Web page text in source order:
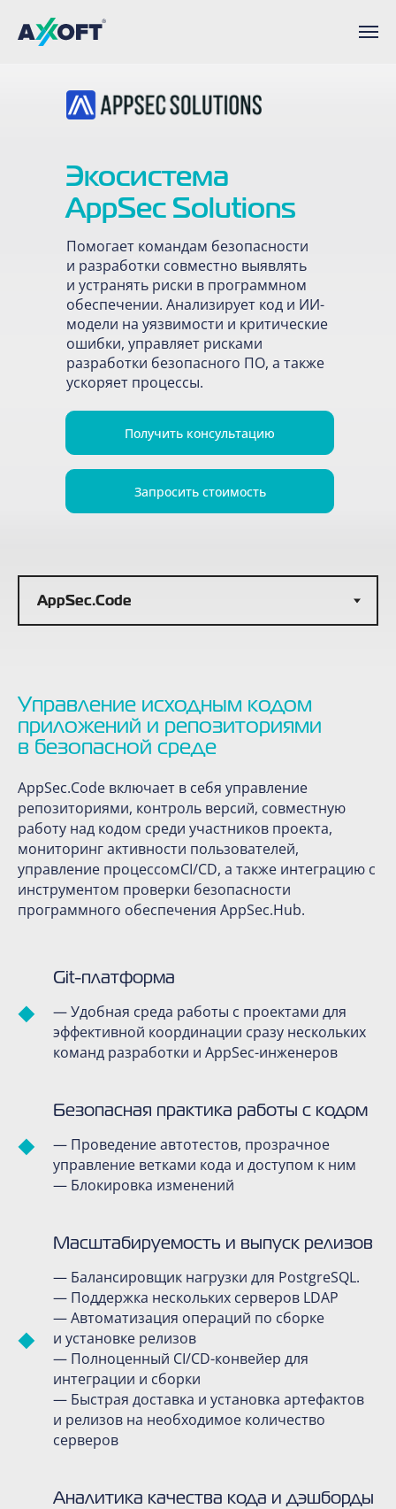
Экосистема
AppSec Solutions
Помогает командам безопасности
и разработки совместно выявлять
и устранять риски в программном
обеспечении. Анализирует код и ИИ-
модели на уязвимости и критические
ошибки, управляет рисками
разработки безопасного ПО, а также
ускоряет процессы.
Запросить стоимость
Получить консультацию
Управление исходным кодом
приложений и репозиториями
в безопасной среде
AppSec.Code включает в себя управление
репозиториями, контроль версий, совместную
работу над кодом среди участников проекта,
мониторинг активности пользователей,
управление процессомCI/CD, а также интеграцию с
инструментом проверки безопасности
программного обеспечения AppSec.Hub.
Git-платформа
— Удобная среда работы с проектами для
эффективной координации сразу нескольких
команд разработки и AppSec-инженеров
Безопасная практика работы с кодом
— Проведение автотестов, прозрачное
управление ветками кода и доступом к ним
— Блокировка изменений
Масштабируемость и выпуск релизов
— Балансировщик нагрузки для PostgreSQL.
— Поддержка нескольких серверов LDAP
— Автоматизация операций по сборке
и установке релизов
— Полноценный CI/CD-конвейер для
интеграции и сборки
— Быстрая доставка и установка артефактов
и релизов на необходимое количество
серверов
Аналитика качества кода и дэшборды